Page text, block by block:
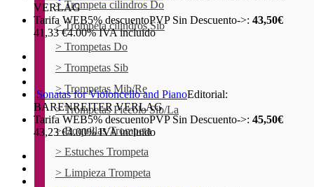
> Trompeta cilindros Do
> Trompeta cilindros Sib
> Trompetas Do
> Trompetas Sib
> Trompetas Mib/Re
> Trompetas Piccolo Sib/La
> Boquillas Trompeta
> Estuches Trompeta
> Limpieza Trompeta
VERLAG
Tarifa WEB5% descuentoPVP Sin Descuento->: 43,50€
41,33 €4.00%IVA incluido
Sonatas for Violoncello and PianoEditorial:
BARENREITER VERLAG
Tarifa WEB5% descuentoPVP Sin Descuento->: 45,50€
43,23 €4.00%IVA incluido